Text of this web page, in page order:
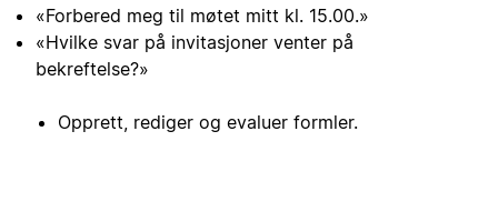
«Forbered meg til møtet mitt kl. 15.00.»
«Hvilke svar på invitasjoner venter på
bekreftelse?»
Opprett, rediger og evaluer formler.